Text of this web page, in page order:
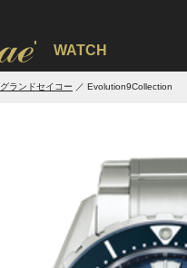
' WATCH
グランドセイコー Evolution9Collection